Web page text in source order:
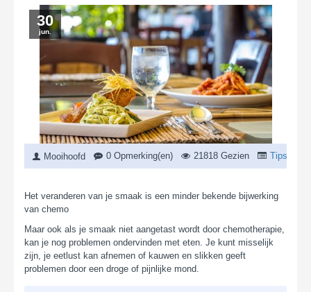
30
jun.
Mooihoofd 0 Opmerking(en) 21818 Gezien Tips
Het veranderen van je smaak is een minder bekende bijwerking
van chemo
Maar ook als je smaak niet aangetast wordt door chemotherapie,
kan je nog problemen ondervinden met eten. Je kunt misselijk
zijn, je eetlust kan afnemen of kauwen en slikken geeft
problemen door een droge of pijnlijke mond.